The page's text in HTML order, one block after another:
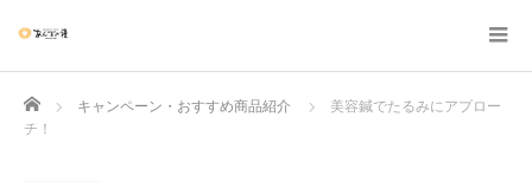
Home キャンペーン・おすすめ商品紹介
美容鍼でたるみにアプロー
チ！